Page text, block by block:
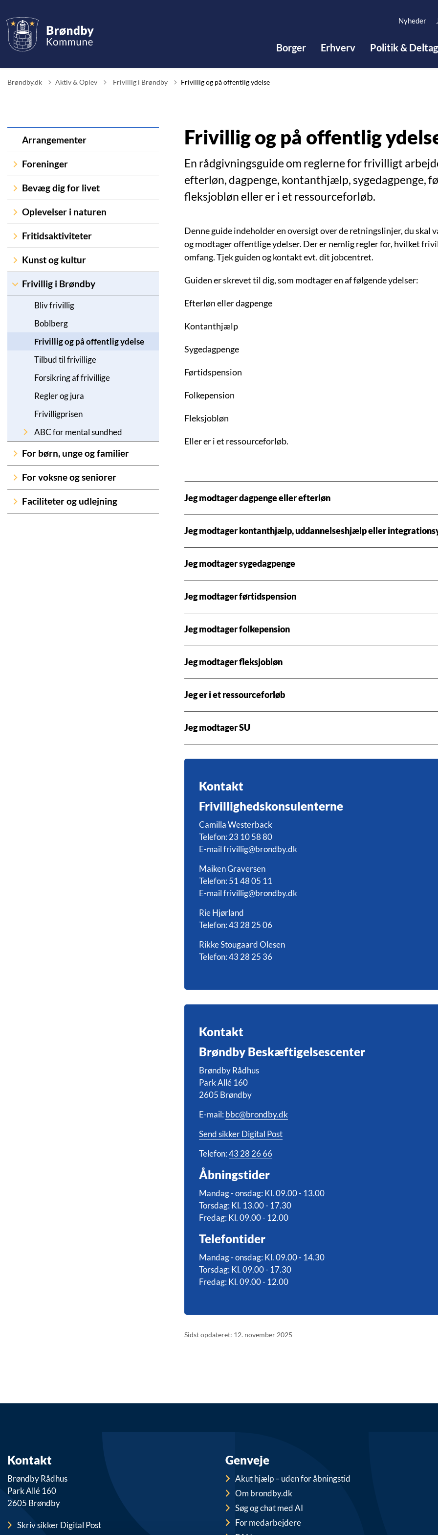
Nyheder
Borger Erhverv Politik &
Brøndby.dk Aktiv & Oplev Tilbage til
Frivillig i Brøndby Frivillig og på offentlig ydelse
Arrangementer
Foreninger
Bevæg dig for livet
Oplevelser i naturen
Fritidsaktiviteter
Kunst og kultur
Frivillig i Brøndby
Bliv frivillig
Boblberg
Frivillig og på offentlig ydelse
Tilbud til frivillige
Forsikring af frivillige
Regler og jura
Frivilligprisen
ABC for mental sundhed
For børn, unge og familier
For voksne og seniorer
Faciliteter og udlejning
Frivillig og på offentlig
En rådgivningsguide om reglerne for frivilligt
efterløn, dagpenge, kontanthjælp, sygedagpenge,
fleksjobløn eller er i et ressourceforløb.
Denne guide indeholder en oversigt over de retningslinjer, du
og modtager offentlige ydelser. Der er nemlig regler for, hvilket
omfang. Tjek guiden og kontakt evt. dit jobcentret.
Guiden er skrevet til dig, som modtager en af følgende ydelser:
Efterløn eller dagpenge
Kontanthjælp
Sygedagpenge
Førtidspension
Folkepension
Fleksjobløn
Eller er i et ressourceforløb.
Jeg modtager dagpenge eller efterløn
Jeg modtager kontanthjælp, uddannelseshjælp eller
Jeg modtager sygedagpenge
Jeg modtager førtidspension
Jeg modtager folkepension
Jeg modtager fleksjobløn
Jeg er i et ressourceforløb
Jeg modtager SU
Kontakt
Frivillighedskonsulenterne
Camilla Westerback
Telefon: 23 10 58 80
E-mail frivillig@brondby.dk
Maiken Graversen
Telefon: 51 48 05 11
E-mail frivillig@brondby.dk
Rie Hjørland
Telefon: 43 28 25 06
Rikke Stougaard Olesen
Telefon: 43 28 25 36
Kontakt
Brøndby Beskæftigelsescenter
Brøndby Rådhus
Park Allé 160
2605 Brøndby
E-mail: bbc@brondby.dk
Send sikker Digital Post
Telefon:43 28 26 66
Åbningstider
Mandag - onsdag: Kl. 09.00 - 13.00
Torsdag: Kl. 13.00 - 17.30
Fredag: Kl. 09.00 - 12.00
Telefontider
Mandag - onsdag: Kl. 09.00 - 14.30
Torsdag: Kl. 09.00 - 17.30
Fredag: Kl. 09.00 - 12.00
Sidst opdateret: 12. november 2025
Kontakt
Brøndby Rådhus
Park Allé 160
2605 Brøndby
Skriv sikker Digital Post
Genveje
Akut hjælp – uden for åbningstid
Om brondby.dk
Søg og chat med AI
For medarbejdere